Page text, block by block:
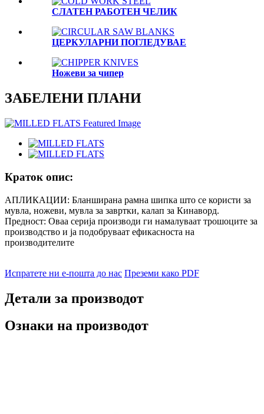
СЛАТЕН РАБОТЕН ЧЕЛИК
ЦЕРКУЛАРНИ ПОГЛЕДУВАЕ
Ножеви за чипер
ЗАБЕЛЕНИ ПЛАНИ
Краток опис:
АПЛИКАЦИИ: Бланширана рамна шипка што се користи за
мувла, ножеви, мувла за завртки, калап за Кинаворд.
Предност: Оваа серија производи ги намалуваат трошоците за
производство и ја подобруваат ефикасноста на
производителите
Испратете ни е-пошта до нас Преземи како PDF
Детали за производот
Ознаки на производот